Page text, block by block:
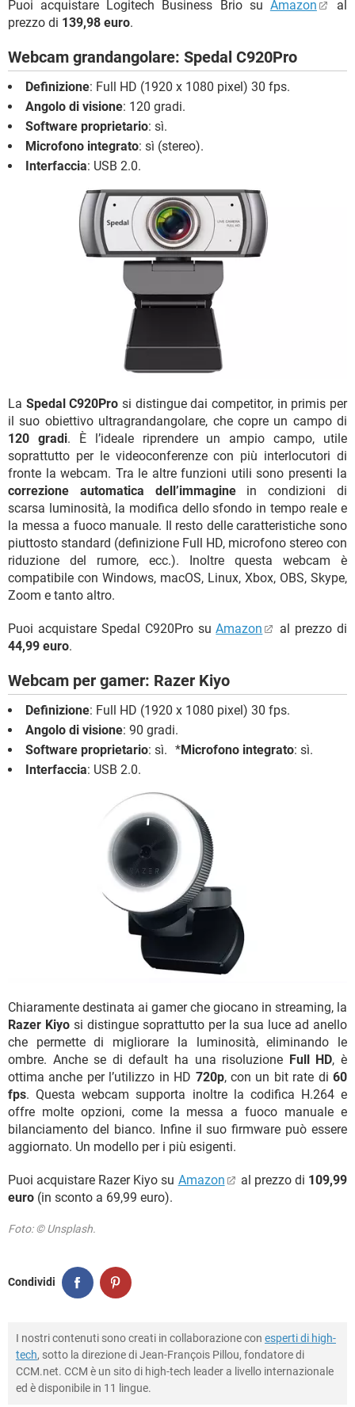
Puoi acquistare Logitech Business Brio su Amazon
al
prezzo di 139,98 euro.
Webcam grandangolare: Spedal C920Pro
Definizione: Full HD (1920 x 1080 pixel) 30 fps.
Angolo di visione: 120 gradi.
Software proprietario: sì.
Microfono integrato: sì (stereo).
Interfaccia: USB 2.0.
La Spedal C920Pro si distingue dai competitor, in primis per
il suo obiettivo ultragrandangolare, che copre un campo di
120 gradi. È l’ideale riprendere un ampio campo, utile
soprattutto per le videoconferenze con più interlocutori di
fronte la webcam. Tra le altre funzioni utili sono presenti la
correzione automatica dell’immaginein condizioni di
scarsa luminosità, la modifica dello sfondo in tempo reale e
la messa a fuoco manuale. Il resto delle caratteristiche sono
piuttosto standard (definizione Full HD, microfono stereo con
riduzione del rumore, ecc.). Inoltre questa webcam è
compatibile con Windows, macOS, Linux, Xbox, OBS, Skype,
Zoom e tanto altro.
Puoi acquistare Spedal C920Pro suAmazon
al prezzo di
44,99 euro.
Webcam per gamer: Razer Kiyo
Definizione: Full HD (1920 x 1080 pixel) 30 fps.
Angolo di visione: 90 gradi.
Software proprietario: sì. *Microfono integrato: sì.
Interfaccia: USB 2.0.
Chiaramente destinata ai gamer che giocano in streaming, la
Razer Kiyosi distingue soprattutto per la sua luce ad anello
che permette di migliorare la luminosità, eliminando le
ombre. Anche se di default ha una risoluzione Full HD, è
ottima anche per l’utilizzo in HD 720p, con un bit rate di 60
fps. Questa webcam supporta inoltre la codifica H.264 e
offre molte opzioni, come la messa a fuoco manuale e
bilanciamento del bianco. Infine il suo firmware può essere
aggiornato. Un modello per i più esigenti.
Puoi acquistare Razer Kiyo su Amazon al prezzo di 109,99
euro (in sconto a 69,99 euro).
Foto: © Unsplash.
Condividi
I nostri contenuti sono creati in collaborazione con esperti di high-
tech, sotto la direzione di Jean-François Pillou, fondatore di
CCM.net. CCM è un sito di high-tech leader a livello internazionale
ed è disponibile in 11 lingue.